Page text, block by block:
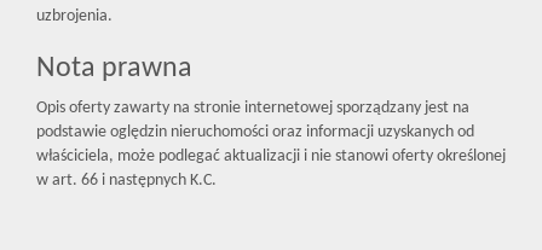
uzbrojenia.
Nota prawna
Opis oferty zawarty na stronie internetowej sporządzany jest na
podstawie oględzin nieruchomości oraz informacji uzyskanych od
właściciela, może podlegać aktualizacji i nie stanowi oferty określonej
w art. 66 i następnych K.C.